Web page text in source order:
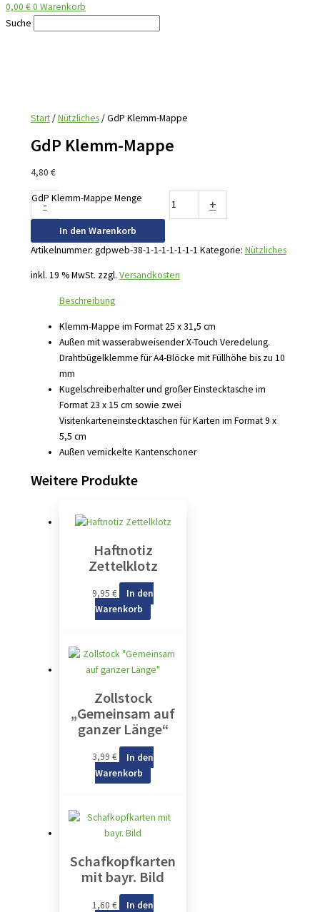
0,00 €0 Warenkorb
Suche
Start/Nützliches/ GdP Klemm-Mappe
GdP Klemm-Mappe
4,80 €
-
GdP Klemm-Mappe Menge +
In den Warenkorb
Artikelnummer: gdpweb-38-1-1-1-1-1-1-1 Kategorie: Nützliches
inkl. 19 % MwSt. zzgl. Versandkosten
Beschreibung
Klemm-Mappe im Format 25 x 31,5 cm
Außen mit wasserabweisender X-Touch Veredelung.
Drahtbügelklemme für A4-Blöcke mit Füllhöhe bis zu 10
mm
Kugelschreiberhalter und großer Einstecktasche im
Format 23 x 15 cm sowie zwei
Visitenkarteneinstecktaschen für Karten im Format 9 x
5,5 cm
Außen vernickelte Kantenschoner
Weitere Produkte
Haftnotiz
Zettelklotz
9,95 €
In den
Warenkorb
Zollstock
„Gemeinsam auf
ganzer Länge“
3,99 €
In den
Warenkorb
Schafkopfkarten
mit bayr. Bild
1,60 €
In den